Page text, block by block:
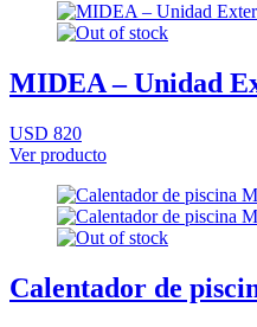
MIDEA – Unidad
USD 820
Ver producto
Calentador de